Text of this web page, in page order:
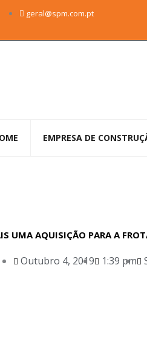
geral@spm.com.pt
EMPRESA DE
UMA AQUISIÇÃO PARA A
Outubro 4, 2019 1:39 pm